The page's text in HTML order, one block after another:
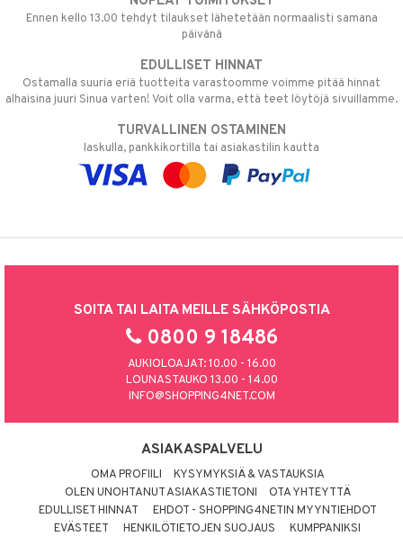
Ennen kello 13.00 tehdyt tilaukset lähetetään normaalisti samana
päivänä
EDULLISET HINNAT
Ostamalla suuria eriä tuotteita varastoomme voimme pitää hinnat
alhaisina juuri Sinua varten! Voit olla varma, että teet löytöjä sivuillamme.
TURVALLINEN OSTAMINEN
laskulla, pankkikortilla tai asiakastilin kautta
SOITA TAI LAITA MEILLE SÄHKÖPOSTIA
0800 9 18486
AUKIOLOAJAT: 10.00 - 16.00
LOUNASTAUKO 13.00 - 14.00
INFO@SHOPPING4NET.COM
ASIAKASPALVELU
OMA PROFIILI
KYSYMYKSIÄ & VASTAUKSIA
OLEN UNOHTANUT ASIAKASTIETONI
OTA YHTEYTTÄ
EDULLISET HINNAT
EHDOT - SHOPPING4NETIN MYYNTIEHDOT
EVÄSTEET
HENKILÖTIETOJEN SUOJAUS KUMPPANIKSI